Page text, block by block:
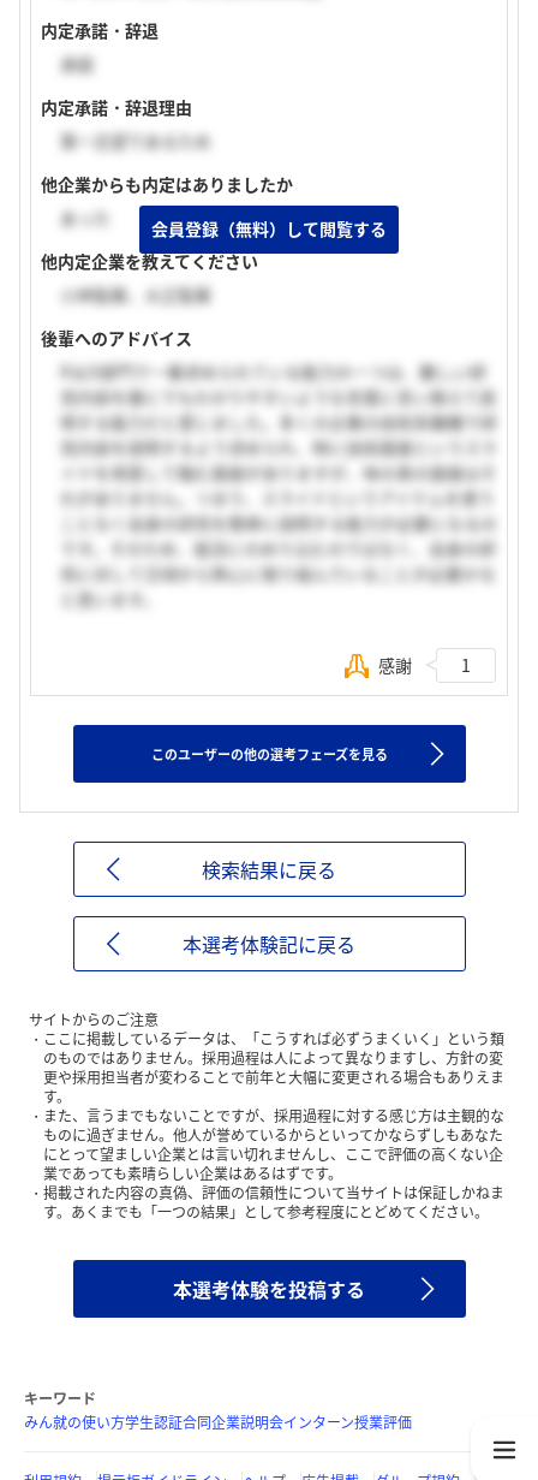
内定承諾・辞退
承諾
内定承諾・辞退理由
第一志望であるため
他企業からも内定はありましたか
あった
他内定企業を教えてください
小林製薬、大正製薬
後輩へのアドバイス
R＆D部門で一番求められている能力の一つは、難しい研
究内容を誰にでもわかりやすいような言葉に言い換えて説
明する能力だと感じました。多くの企業の技術系職種で研
究内容を説明するよう求められ、時に技術面接というスラ
イドを用意して臨む面接がありますが、味の素の面接はそ
れがありません。つまり、スライドというアイテムを使う
ことなく自身の研究を簡単に説明する能力が必要になるの
です。そのため、就活にのめり込むのではなく、自身の研
究に対して日頃から熱心に取り組んでいることが必要かな
と思います。
会員登録（無料）して閲覧する
感謝 1
このユーザーの他の選考フェーズを見る
検索結果に戻る
本選考体験記に戻る
サイトからのご注意
ここに掲載しているデータは、「こうすれば必ずうまくいく」という類
のものではありません。採用過程は人によって異なりますし、方針の変
更や採用担当者が変わることで前年と大幅に変更される場合もありえま
す。
また、言うまでもないことですが、採用過程に対する感じ方は主観的な
ものに過ぎません。他人が誉めているからといってかならずしもあなた
にとって望ましい企業とは言い切れませんし、ここで評価の高くない企
業であっても素晴らしい企業はあるはずです。
掲載された内容の真偽、評価の信頼性について当サイトは保証しかねま
す。あくまでも「一つの結果」として参考程度にとどめてください。
本選考体験を投稿する
キーワード
みん就の使い方学生認証合同企業説明会インターン授業評価